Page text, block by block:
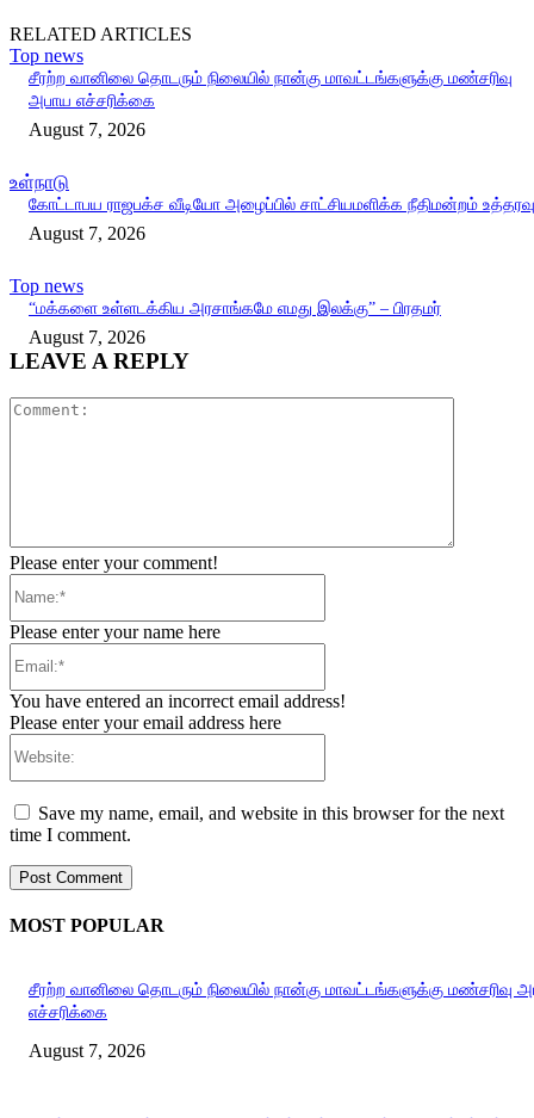
RELATED ARTICLES
Top news
சீரற்ற வானிலை தொடரும் நிலையில் நான்கு மாவட்டங்களுக்கு மண்சரிவு
அபாய எச்சரிக்கை
August 7, 2026
உள்நாடு
கோட்டாபய ராஜபக்ச வீடியோ அழைப்பில் சாட்சியமளிக்க நீதிமன்றம் உத்தரவு
August 7, 2026
Top news
“மக்களை உள்ளடக்கிய அரசாங்கமே எமது இலக்கு” – பிரதமர்
August 7, 2026
LEAVE A REPLY
Please enter your comment!
Please enter your name here
You have entered an incorrect email address!
Please enter your email address here
Save my name, email, and website in this browser for the next
time I comment.
MOST POPULAR
சீரற்ற வானிலை தொடரும் நிலையில் நான்கு மாவட்டங்களுக்கு மண்சரிவு
எச்சரிக்கை
August 7, 2026